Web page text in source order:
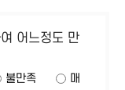
어느정도 만
불만족
매